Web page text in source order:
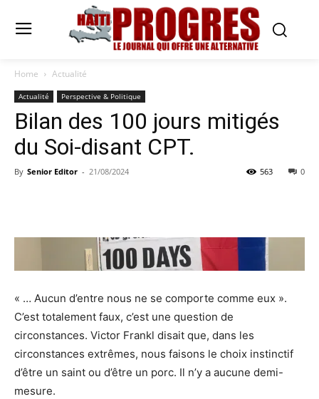
Home Actualité
Actualité Perspective & Politique
Bilan des 100 jours mitigés
du Soi-disant CPT.
By Senior Editor - 21/08/2024 0
563
« … Aucun d’entre nous ne se comporte comme eux ».
C’est totalement faux, c’est une question de
circonstances. Victor Frankl disait que, dans les
circonstances extrêmes, nous faisons le choix instinctif
d’être un saint ou d’être un porc. Il n’y a aucune demi-
mesure.